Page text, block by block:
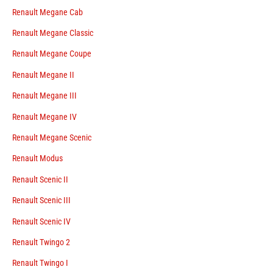
Renault Megane Cab
Renault Megane Classic
Renault Megane Coupe
Renault Megane II
Renault Megane III
Renault Megane IV
Renault Megane Scenic
Renault Modus
Renault Scenic II
Renault Scenic III
Renault Scenic IV
Renault Twingo 2
Renault Twingo I